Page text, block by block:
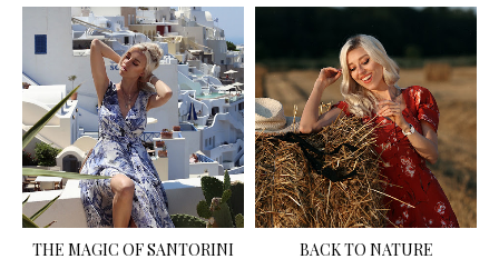
THE MAGIC OF SANTORINI BACK TO NATURE